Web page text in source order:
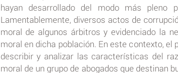
hayan desarrollado del modo más pleno
Lamentablemente, diversos actos de
moral de algunos árbitros y evidenciado la
moral en dicha población. En este contexto,
describir y analizar las características del
moral de un grupo de abogados que destinan